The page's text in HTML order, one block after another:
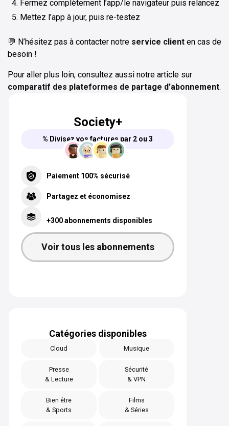
Fermez complètement l’app/le navigateur puis relancez
Mettez l’app à jour, puis re-testez
💬 N’hésitez pas à contacter notre service client en cas de
besoin !
Pour aller plus loin, consultez aussi notre article sur
comparatif des plateformes de partage d'abonnement.
Society+
% Divisez vos factures par 2 ou 3
Paiement 100% sécurisé
Partagez et économisez
+300 abonnements disponibles
Voir tous les abonnements
Catégories disponibles
Cloud Musique
Presse
& Lecture
Sécurité
& VPN
Bien être
& Sports
Films
& Séries